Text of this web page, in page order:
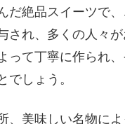
だ絶品スイーツで
れ、多くの人々
って丁寧に作られ
でしょう。
、美味しい名物に